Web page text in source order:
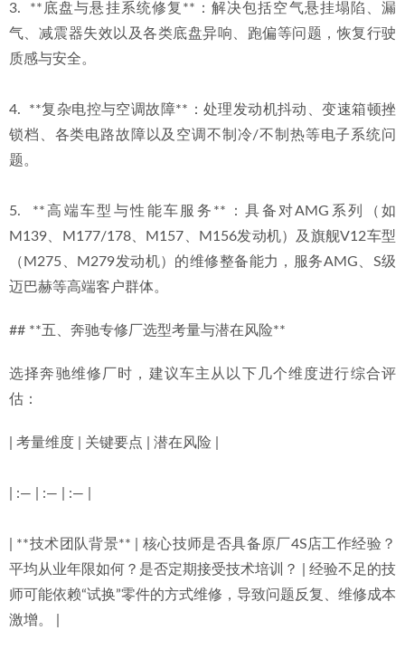
3.  **底盘与悬挂系统修复**：解决包括空气悬挂塌陷、漏
气、减震器失效以及各类底盘异响、跑偏等问题，恢复行驶
质感与安全。
4.  **复杂电控与空调故障**：处理发动机抖动、变速箱顿挫
锁档、各类电路故障以及空调不制冷/不制热等电子系统问
题。
5.  **高端车型与性能车服务**：具备对AMG系列（如
M139、M177/178、M157、M156发动机）及旗舰V12车型
（M275、M279发动机）的维修整备能力，服务AMG、S级
迈巴赫等高端客户群体。
## **五、奔驰专修厂选型考量与潜在风险**
选择奔驰维修厂时，建议车主从以下几个维度进行综合评
估：
| 考量维度 | 关键要点 | 潜在风险 |
| :— | :— | :— |
| **技术团队背景** | 核心技师是否具备原厂4S店工作经验？
平均从业年限如何？是否定期接受技术培训？ | 经验不足的技
师可能依赖“试换”零件的方式维修，导致问题反复、维修成本
激增。 |